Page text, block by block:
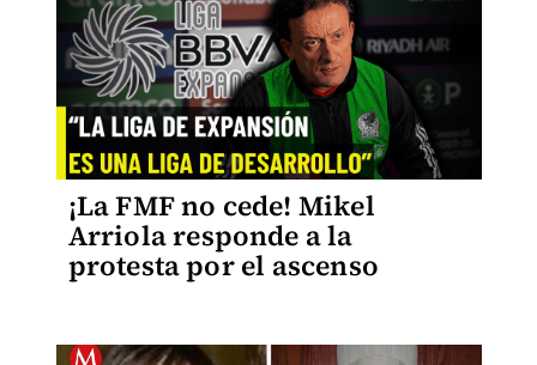
¡La FMF no cede! Mikel
Arriola responde a la
protesta por el ascenso